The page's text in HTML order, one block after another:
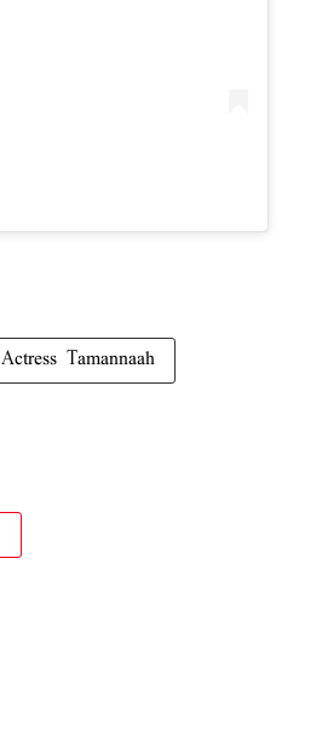
Actress Tamannaah